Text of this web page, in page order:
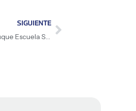
SIGUIENTE
Cadetes de la UMBV fortalecen su formación naval a bordo del Buque Escuela Simón Bolívar